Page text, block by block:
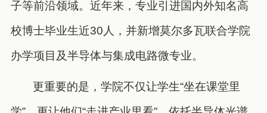
子等前沿领域。近年来，专业引进国内外知名高
校博士毕业生近30人，并新增莫尔多瓦联合学院
办学项目及半导体与集成电路微专业。
更重要的是，学院不仅让学生“坐在课堂里